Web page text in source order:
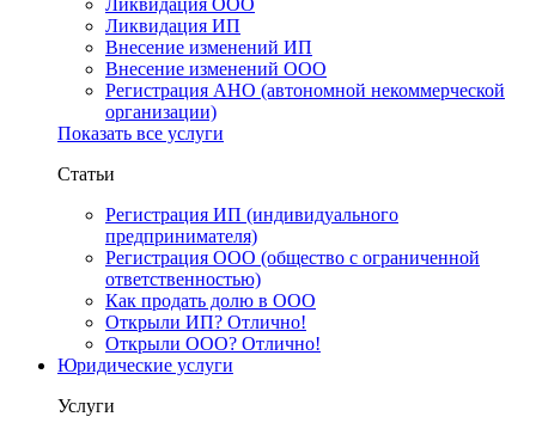
Ликвидация ООО
Ликвидация ИП
Внесение изменений ИП
Внесение изменений ООО
Регистрация АНО (автономной некоммерческой
организации)
Показать все услуги
Статьи
Регистрация ИП (индивидуального
предпринимателя)
Регистрация ООО (общество с ограниченной
ответственностью)
Как продать долю в ООО
Открыли ИП? Отлично!
Открыли ООО? Отлично!
Юридические услуги
Услуги